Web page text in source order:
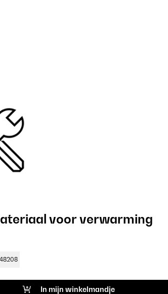
voor verwarming
In mijn winkelmandje